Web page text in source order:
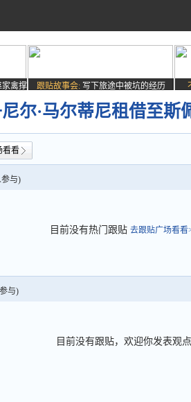
家禽撑
跟贴故事会: 写下旅途中被坑的经历
尔·马尔蒂尼租借至斯
看看
与)
目前没有热门跟贴 去跟贴广场看看
与)
目前没有跟贴，欢迎你发表观点